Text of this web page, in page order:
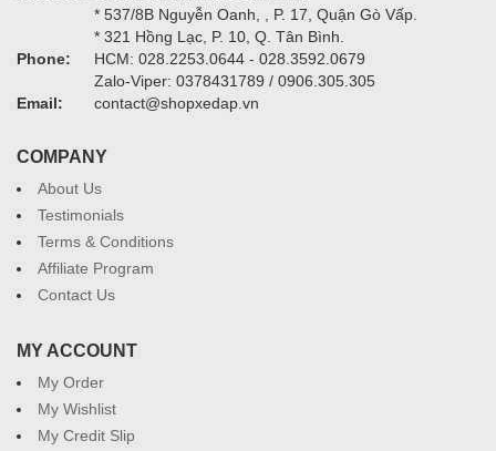
* 537/8B Nguyễn Oanh, , P. 17, Quận Gò Vấp.
* 321 Hồng Lạc, P. 10, Q. Tân Bình.
Phone:
HCM: 028.2253.0644 - 028.3592.0679
Zalo-Viper: 0378431789 / 0906.305.305
Email:
contact@shopxedap.vn
COMPANY
About Us
Testimonials
Terms & Conditions
Affiliate Program
Contact Us
MY ACCOUNT
My Order
My Wishlist
My Credit Slip